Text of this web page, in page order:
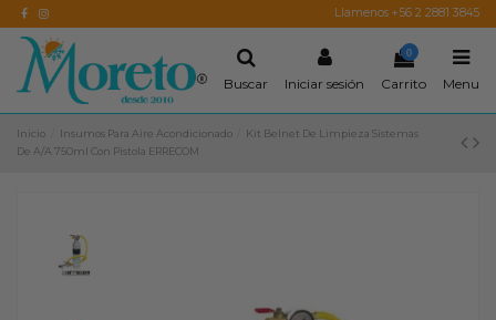
Llamenos +56 2 2881 3845
Buscar Iniciar sesión
0
Carrito Menu
Inicio Insumos Para Aire Acondicionado
Kit Belnet De Limpieza Sistemas
De A/A 750ml Con Pistola ERRECOM